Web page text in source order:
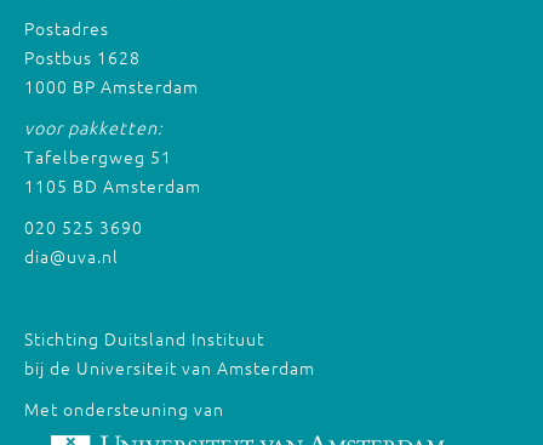
Postadres
Postbus 1628
1000 BP Amsterdam
voor pakketten:
Tafelbergweg 51
1105 BD Amsterdam
020 525 3690
dia@uva.nl
Stichting Duitsland Instituut
bij de Universiteit van Amsterdam
Met ondersteuning van